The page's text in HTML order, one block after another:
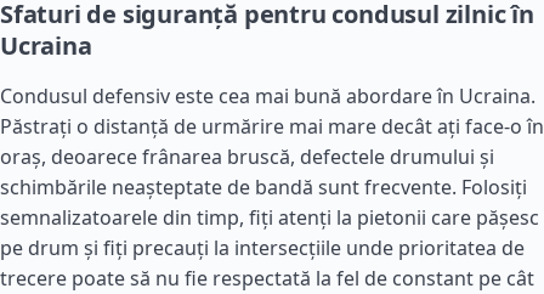
Sfaturi de siguranță pentru condusul zilnic în
Ucraina
Condusul defensiv este cea mai bună abordare în Ucraina.
Păstrați o distanță de urmărire mai mare decât ați face-o în
oraș, deoarece frânarea bruscă, defectele drumului și
schimbările neașteptate de bandă sunt frecvente. Folosiți
semnalizatoarele din timp, fiți atenți la pietonii care pășesc
pe drum și fiți precauți la intersecțiile unde prioritatea de
trecere poate să nu fie respectată la fel de constant pe cât